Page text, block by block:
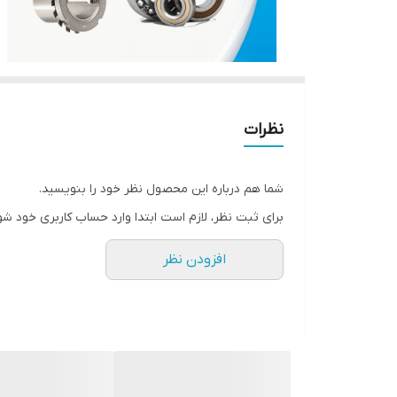
نظرات
شما هم درباره این محصول نظر خود را بنویسید.
برای ثبت نظر، لازم است ابتدا وارد حساب کاربری خود
افزودن نظر